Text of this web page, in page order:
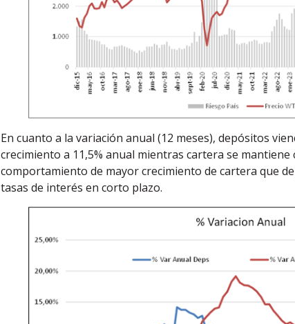
En cuanto a la variación anual (12 meses), depósitos
crecimiento a 11,5% anual mientras cartera se mantiene
comportamiento de mayor crecimiento de cartera que
tasas de interés en corto plazo.